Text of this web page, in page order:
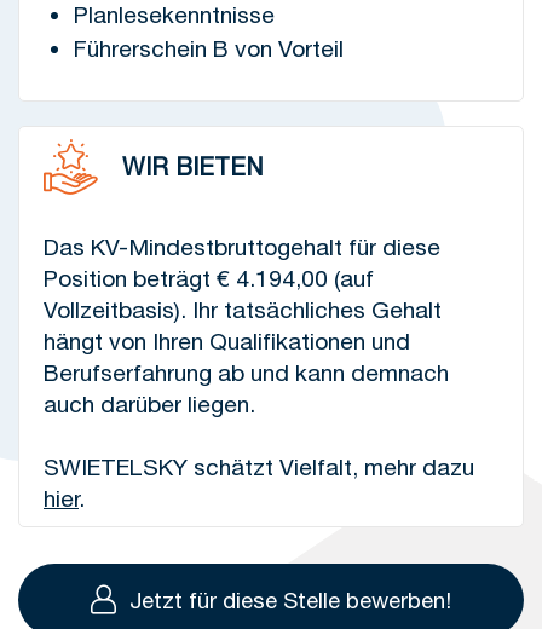
Planlesekenntnisse
Führerschein B von Vorteil
WIR BIETEN
Das KV-Mindestbruttogehalt für diese
Position beträgt € 4.194,00 (auf
Vollzeitbasis). Ihr tatsächliches Gehalt
hängt von Ihren Qualifikationen und
Berufserfahrung ab und kann demnach
auch darüber liegen.
SWIETELSKY schätzt Vielfalt, mehr dazu
hier.
Jetzt für diese Stelle bewerben!